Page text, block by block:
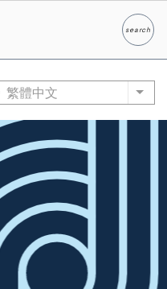
searchSearch
繁體中文 List